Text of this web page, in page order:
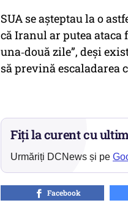
SUA se așteptau la o
că Iranul ar putea
una‑două zile”, deși
să prevină escaladarea
Fiți la curent cu
Urmăriți DCNews și pe
Facebook